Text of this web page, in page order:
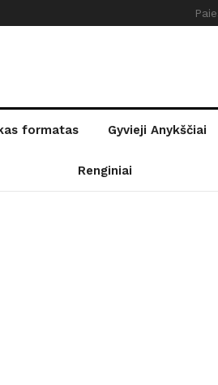
formatas Gyvieji Anykščiai
Renginiai